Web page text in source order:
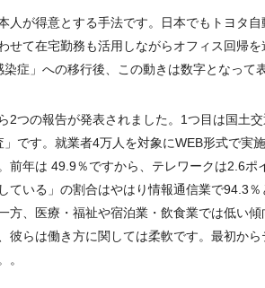
人が得意とする手法です。日本でもトヨタ
せて在宅勤務も活用しながらオフィス回帰
染症」への移行後、この動きは数字となって
2つの報告が発表されました。 1つ目は国土
」です。就業者4万人を対象にWEB形式で実
前年は 49.9％ですから、テレワークは2.6ポ
ている」の割合はやはり情報通信業で94.3
方、医療・福祉や宿泊業・飲食業では低い
彼らは働き方に関しては柔軟です。最初か
。